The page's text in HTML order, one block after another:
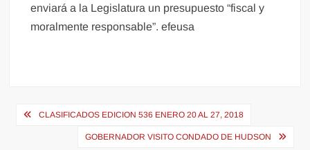
enviará a la Legislatura un presupuesto “fiscal y
moralmente responsable”. efeusa
Navegación
CLASIFICADOS EDICION 536 ENERO 20 AL 27, 2018
GOBERNADOR VISITO CONDADO DE HUDSON